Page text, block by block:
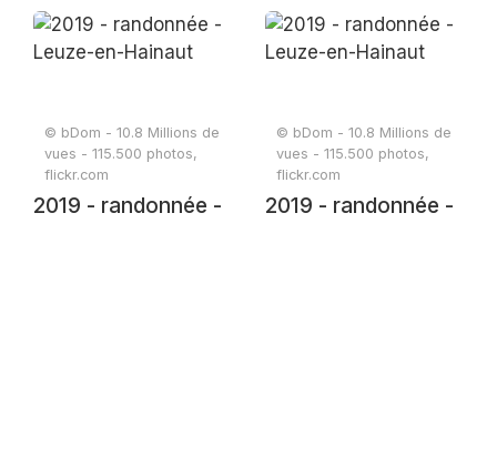
randonnée - 19 juin
randonnée - 19 juin
© bDom - 10.8 Millions de
vues - 115.500 photos,
flickr.com
2019 - randonnée -
© bDom - 10.8 Millions de
vues - 115.500 photos,
flickr.com
2019 - randonnée -